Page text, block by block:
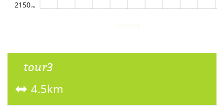
2150
tour3
4.5km